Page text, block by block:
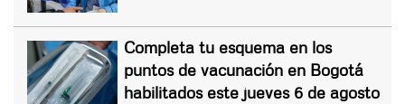
Completa tu esquema en los
puntos de vacunación en Bogotá
habilitados este jueves 6 de agosto